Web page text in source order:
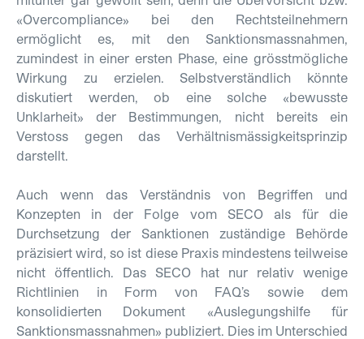
«Overcompliance» bei den Rechtsteilnehmern
ermöglicht es, mit den Sanktionsmassnahmen,
zumindest in einer ersten Phase, eine grösstmögliche
Wirkung zu erzielen. Selbstverständlich könnte
diskutiert werden, ob eine solche «bewusste
Unklarheit» der Bestimmungen, nicht bereits ein
Verstoss gegen das Verhältnismässigkeitsprinzip
darstellt.
Auch wenn das Verständnis von Begriffen und
Konzepten in der Folge vom SECO als für die
Durchsetzung der Sanktionen zuständige Behörde
präzisiert wird, so ist diese Praxis mindestens teilweise
nicht öffentlich. Das SECO hat nur relativ wenige
Richtlinien in Form von FAQ’s sowie dem
konsolidierten Dokument «Auslegungshilfe für
Sanktionsmassnahmen» publiziert. Dies im Unterschied